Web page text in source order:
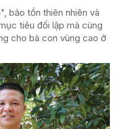
bảo tồn thiên nhiên và
tiêu đối lập mà cùng
cho bà con vùng cao ở